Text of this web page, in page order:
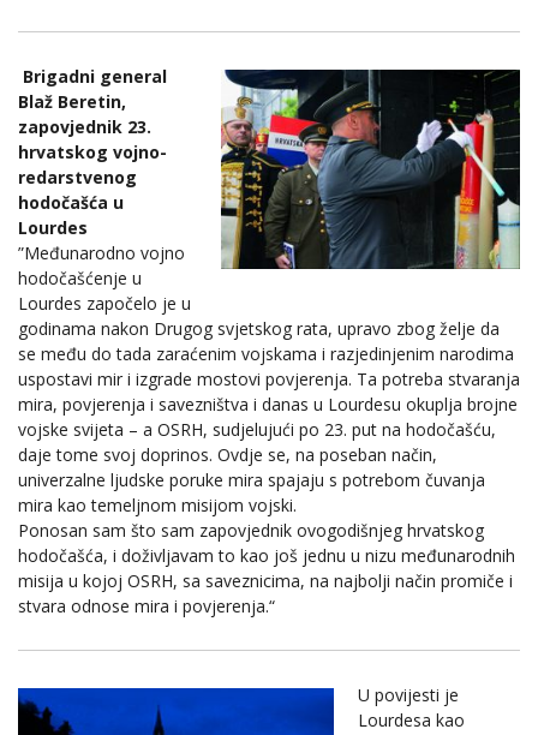
Brigadni general
Blaž Beretin,
zapovjednik 23.
hrvatskog vojno-
redarstvenog
hodočašća u
Lourdes
”Međunarodno vojno
hodočašćenje u
Lourdes započelo je u
godinama nakon Drugog svjetskog rata, upravo zbog želje da
se među do tada zaraćenim vojskama i razjedinjenim narodima
uspostavi mir i izgrade mostovi povjerenja. Ta potreba stvaranja
mira, povjerenja i savezništva i danas u Lourdesu okuplja brojne
vojske svijeta – a OSRH, sudjelujući po 23. put na hodočašću,
daje tome svoj doprinos. Ovdje se, na poseban način,
univerzalne ljudske poruke mira spajaju s potrebom čuvanja
mira kao temeljnom misijom vojski.
Ponosan sam što sam zapovjednik ovogodišnjeg hrvatskog
hodočašća, i doživljavam to kao još jednu u nizu međunarodnih
misija u kojoj OSRH, sa saveznicima, na najbolji način promiče i
stvara odnose mira i povjerenja.“
U povijesti je
Lourdesa kao